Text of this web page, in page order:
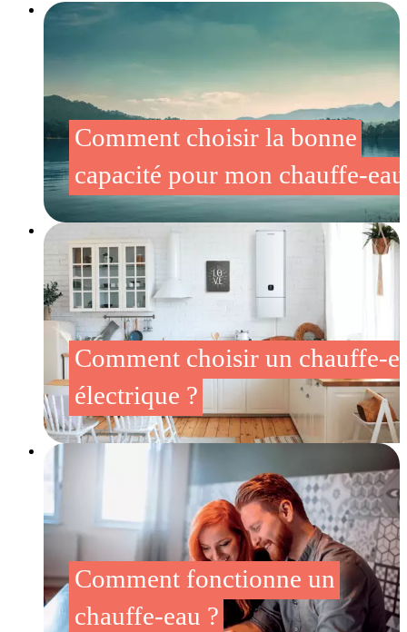
Comment choisir la bonne
capacité pour mon chauffe-
Comment choisir un chauffe-
électrique ?
Comment fonctionne un
chauffe-eau ?